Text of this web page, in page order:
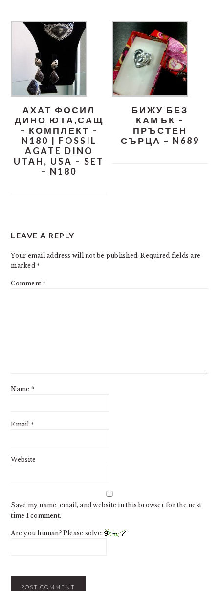
АХАТ ФОСИЛ
ДИНО ЮТА,САЩ
– КОМПЛЕКТ –
N180 | FOSSIL
AGATE DINO
UTAH, USA – SET
– N180
БИЖУ БЕЗ
КАМЪК –
ПРЪСТЕН
СЪРЦА – N689
INTERACTIONS
LEAVE A REPLY
Your email address will not be published. Required fields are
marked*
Comment*
Name *
Email *
Website
Save my name, email, and website in this browser for the next
time I comment.
Are you human? Please solve: